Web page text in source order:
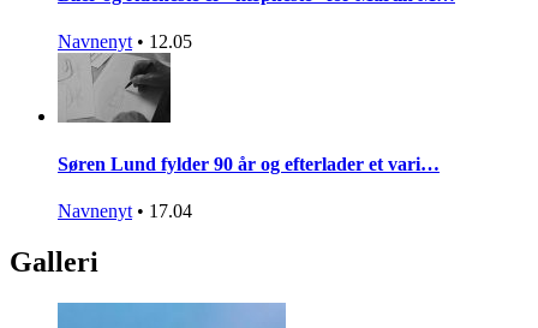
Navnenyt • 12.05
Søren Lund fylder 90 år og efterlader et vari…
Navnenyt • 17.04
Galleri